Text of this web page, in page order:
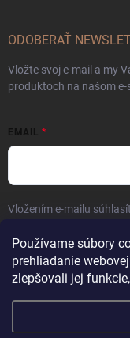
Používame súbory
prehliadanie
zlepšovali jej
ODOBERAŤ
Vložte svoj e-mail a my
produktoch na našom e-
EMAIL
Vložením e-mailu
Prihlásiť sa